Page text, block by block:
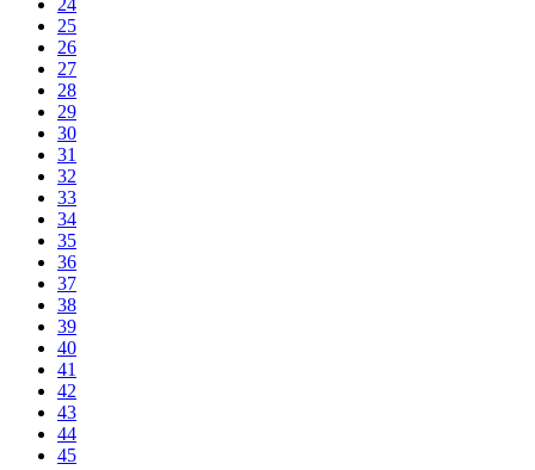
24
25
26
27
28
29
30
31
32
33
34
35
36
37
38
39
40
41
42
43
44
45